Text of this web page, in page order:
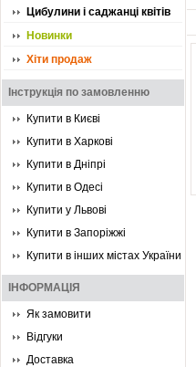
Цибулини і саджанці квітів
Новинки
Хіти продаж
Інструкція по замовленню
Купити в Києві
Купити в Харкові
Купити в Дніпрі
Купити в Одесі
Купити у Львові
Купити в Запоріжжі
Купити в інших містах України
ІНФОРМАЦІЯ
Як замовити
Відгуки
Доставка